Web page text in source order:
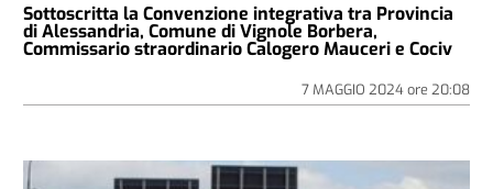
Sottoscritta la Convenzione integrativa tra Provincia
di Alessandria, Comune di Vignole Borbera,
Commissario straordinario Calogero Mauceri e Cociv
7 MAGGIO 2024ore 20:08